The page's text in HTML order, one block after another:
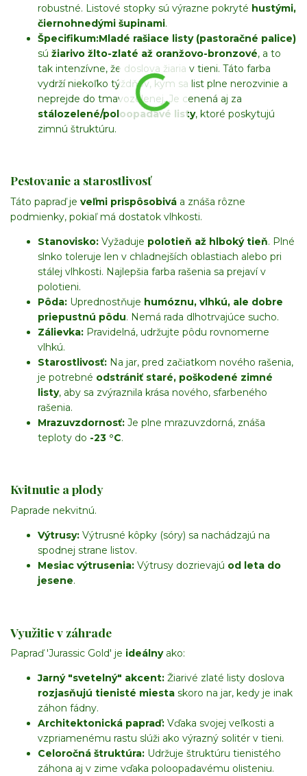
robustné. Listové stopky sú výrazne pokryté hustými,
čiernohnedými šupinami.
Špecifikum:Mladé rašiace listy (pastoračné palice)
sú žiarivo žlto-zlaté až oranžovo-bronzové, a to
tak intenzívne, že doslova žiaria v tieni. Táto farba
vydrží niekoľko týždňov, kým sa list plne nerozvinie a
neprejde do tmavozelenej. Je cenená aj za
stálozelené/poloopadavé listy, ktoré poskytujú
zimnú štruktúru.
Pestovanie a starostlivosť
Táto papraď je veľmi prispôsobivá a znáša rôzne
podmienky, pokiaľ má dostatok vlhkosti.
Stanovisko: Vyžaduje polotieň až hlboký tieň. Plné
slnko toleruje len v chladnejších oblastiach alebo pri
stálej vlhkosti. Najlepšia farba rašenia sa prejaví v
polotieni.
Pôda: Uprednostňuje humóznu, vlhkú, ale dobre
priepustnú pôdu. Nemá rada dlhotrvajúce sucho.
Zálievka: Pravidelná, udržujte pôdu rovnomerne
vlhkú.
Starostlivosť: Na jar, pred začiatkom nového rašenia,
je potrebné odstrániť staré, poškodené zimné
listy, aby sa zvýraznila krása nového, sfarbeného
rašenia.
Mrazuvzdornosť: Je plne mrazuvzdorná, znáša
teploty do -23 °C.
Kvitnutie a plody
Paprade nekvitnú.
Výtrusy: Výtrusné kôpky (sóry) sa nachádzajú na
spodnej strane listov.
Mesiac výtrusenia: Výtrusy dozrievajú od leta do
jesene.
Využitie v záhrade
Papraď 'Jurassic Gold' je ideálnyako:
Jarný "svetelný" akcent: Žiarivé zlaté listy doslova
rozjasňujú tienisté miesta skoro na jar, kedy je inak
záhon fádny.
Architektonická papraď: Vďaka svojej veľkosti a
vzpriamenému rastu slúži ako výrazný solitér v tieni.
Celoročná štruktúra: Udržuje štruktúru tienistého
záhona aj v zime vďaka poloopadavému olisteniu.